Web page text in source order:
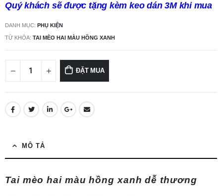
Quý khách sẽ được tặng kèm keo dán 3M khi mua
DANH MỤC: PHỤ KIỆN
TỪ KHÓA: TAI MÈO HAI MÀU HỒNG XANH
ĐẶT MUA
MÔ TẢ
Tai mèo hai màu hồng xanh dễ thương